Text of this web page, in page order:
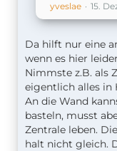
yveslae 15.
Da hilft nur eine
wenn es hier
Nimmste z.B. als
eigentlich alles in
An die Wand
basteln, musst
Zentrale leben.
halt nicht gleich.